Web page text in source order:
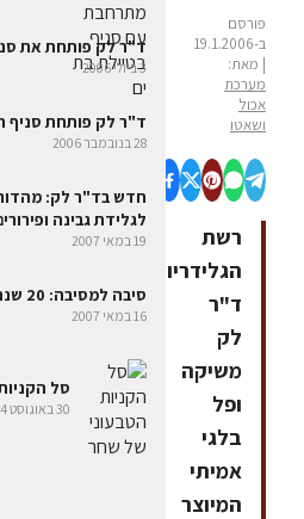
פורסם
ב-19.1.2006
| מאת:
מערכת
אכול
ושאטו
רשת
הגלידריות
ד"ר
לק
משיקה
ופל
בלגי
אמיתי
המיוצר
ד"ר לק פותחת את
3 ביולי 2006
ד"ר לק פותחת סניף
28 בנובמבר 2006
חדש בד"ר לק:
לגלידת גבינה
19 במאי 2007
סיבה למסיבה: 20 שנה לרשת גלידריות ד"ר לק
16 במאי 2007
סל
30 באוגוסט 2014